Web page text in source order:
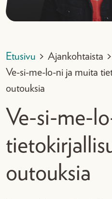
Etusivu > Ajankohtaista >
Ve-si-me-lo-ni ja muita
outouksia
Ve-si-me-
outouksia